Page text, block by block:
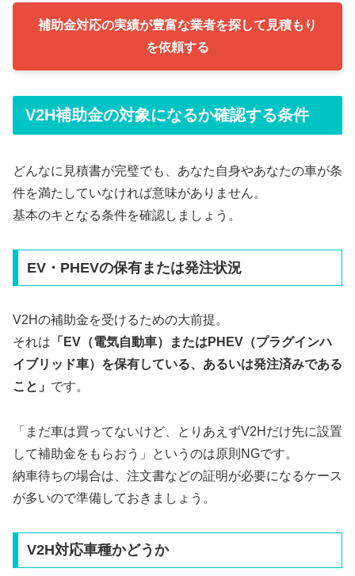
補助金対応の実績が豊富な業者を探して見積もり
を依頼する
V2H補助金の対象になるか確認する条件
どんなに見積書が完璧でも、あなた自身やあなたの車が条
件を満たしていなければ意味がありません。
基本のキとなる条件を確認しましょう。
EV・PHEVの保有または発注状況
V2Hの補助金を受けるための大前提。
それは 「EV（電気自動車）またはPHEV（プラグインハ
イブリッド車）を保有している、あるいは発注済みである
こと」 です。
「まだ車は買ってないけど、とりあえずV2Hだけ先に設置
して補助金をもらおう」というのは原則NGです。
納車待ちの場合は、注文書などの証明が必要になるケース
が多いので準備しておきましょう。
V2H対応車種かどうか